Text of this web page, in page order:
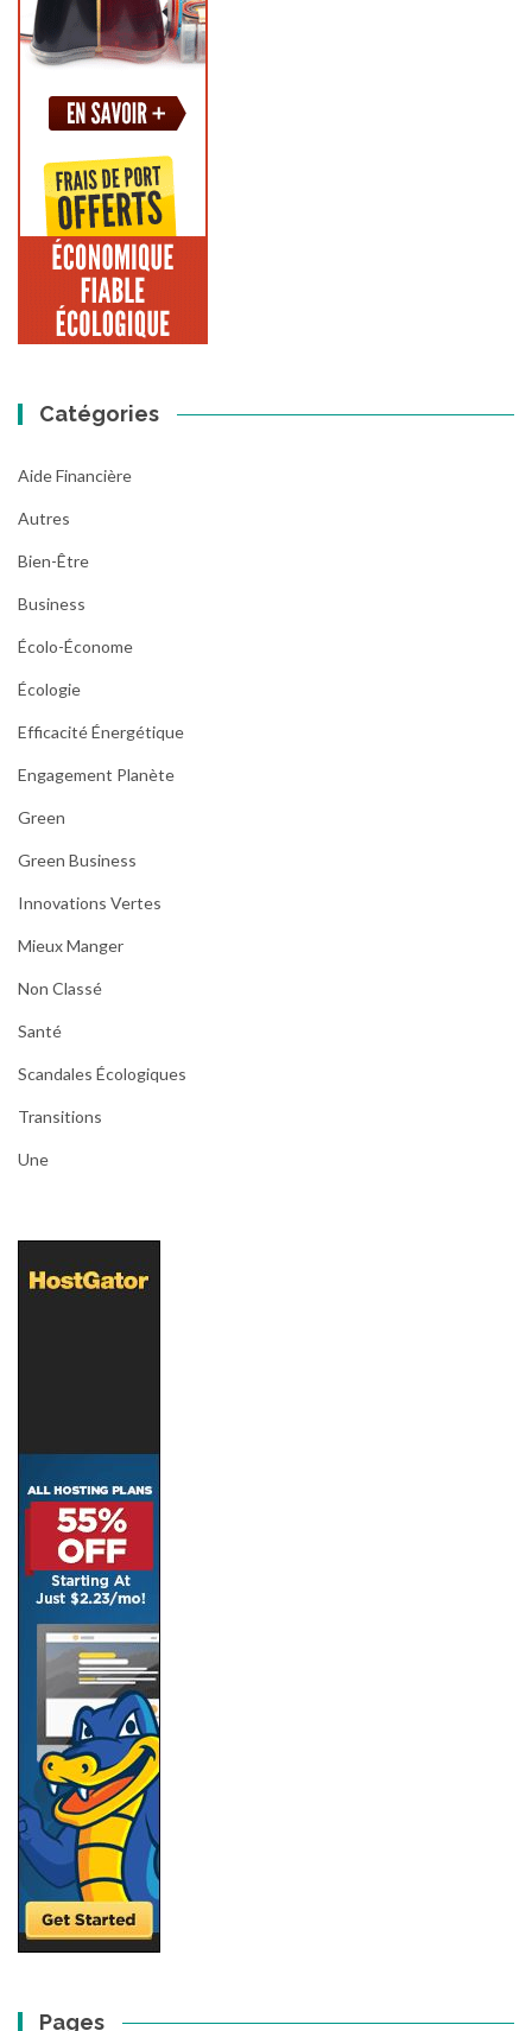
Catégories
Aide Financière
Autres
Bien-Être
Business
Écolo-Économe
Écologie
Efficacité Énergétique
Engagement Planète
Green
Green Business
Innovations Vertes
Mieux Manger
Non Classé
Santé
Scandales Écologiques
Transitions
Une
Pages